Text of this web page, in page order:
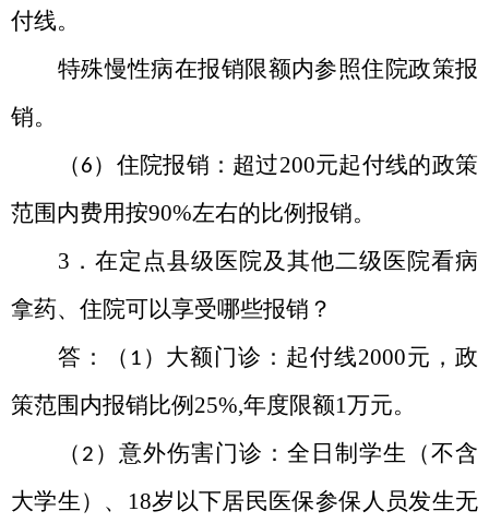
付线。
特殊慢性病在报销限额内参照住院政策报
销。
（6）住院报销：超过200元起付线的政策
范围内费用按90%左右的比例报销。
3．在定点县级医院及其他二级医院看病
拿药、住院可以享受哪些报销？
答：（ 1 ）大额门诊：起付线2000元，政
策范围内报销比例 25%,年度限额1万元。
（ 2 ）意外伤害门诊：全日制学生（不含
大学生）、 18岁以下居民医保参保人员发生无